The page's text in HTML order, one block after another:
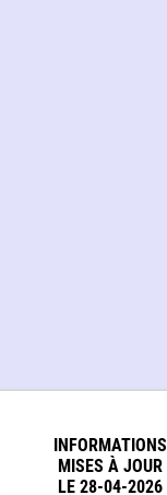
INFORMATIONS
MISES À JOUR
LE 28-04-2026